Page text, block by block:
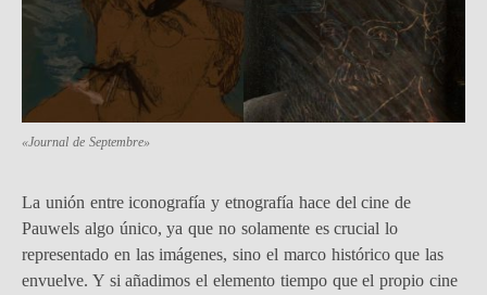
«Journal de Septembre»
La unión entre iconografía y etnografía hace del cine de
Pauwels algo único, ya que no solamente es crucial lo
representado en las imágenes, sino el marco histórico que las
envuelve. Y si añadimos el elemento tiempo que el propio cine